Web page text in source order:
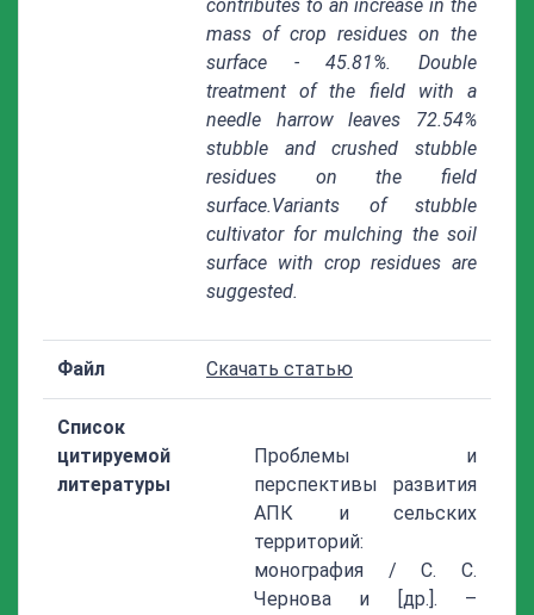
contributes to an increase in the
mass of crop residues on the
surface - 45.81%. Double
treatment of the field with a
needle harrow leaves 72.54%
stubble and crushed stubble
residues on the field
surface.Variants of stubble
cultivator for mulching the soil
surface with crop residues are
suggested.
Файл Скачать статью
Список
цитируемой
литературы
Проблемы и
перспективы развития
АПК и сельских
территорий:
монография / С. С.
Чернова и [др.]. –